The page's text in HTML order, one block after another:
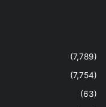
(7,789)
(7,754)
(63)